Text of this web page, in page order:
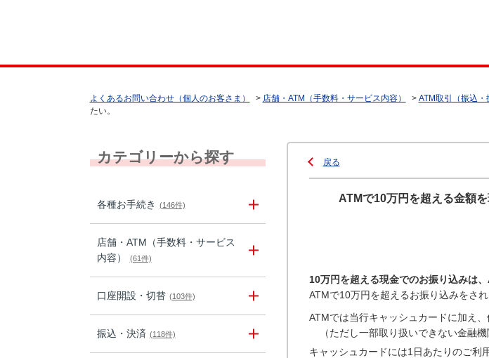
よくあるお問い合わせ（個人のお客さま） > 店舗・ATM（手数料・サービス内容） > ATM取引（振込・
たい。
カテゴリーから探す
各種お手続き (146件)
店舗・ATM（手数料・サービス
内容）
(61件)
口座開設・切替 (103件)
振込・決済 (118件)
戻る
ATMで10万円を超える金額
10万円を超える現金でのお振り込みは
ATMで10万円を超えるお振り込みをさ
ATMでは当行キャッシュカードに加え
（ただし一部取り扱いできない金融機
キャッシュカードには1日あたりのご利